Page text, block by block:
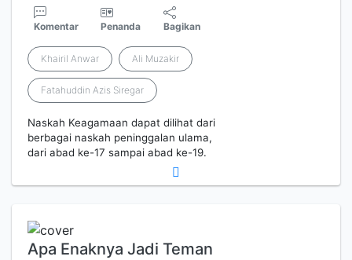
Komentar Penanda Bagikan
Khairil Anwar Ali Muzakir
Fatahuddin Azis Siregar
Naskah Keagamaan dapat dilihat dari
berbagai naskah peninggalan ulama,
dari abad ke-17 sampai abad ke-19.
Apa Enaknya Jadi Teman